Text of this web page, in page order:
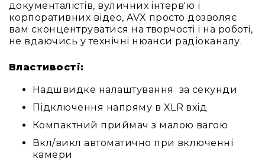
комплектуючі
Навушники
Універсальні
Для
Для
моніторингу
Для
документалістів, вуличних інтерв'ю і
корпоративних відео, AVX просто дозволяє
вам сконцентруватися на творчості і на роботі,
не вдаючись у технічні нюанси радіоканалу.
Властивості:
Надшвидке налаштування за секунди
Підключення напряму в XLR вхід
Компактний приймач з малою вагою
Вкл/викл автоматично при включенні
камери